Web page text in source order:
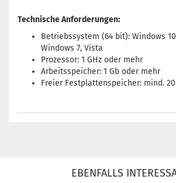
Technische Anforderungen:
Betriebssystem (64 bit): Windows
Windows 7, Vista
Prozessor: 1 GHz oder mehr
Arbeitsspeicher: 1 Gb oder mehr
Freier Festplattenspeicher: mind.
EBENFALLS